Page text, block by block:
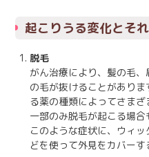
起こりうる変化とそ
脱毛
がん治療により、髪の毛
の毛が抜けることがあり
る薬の種類によってさまざ
一部のみ脱毛が起こる場合
このような症状に、ウィ
どを使って外見をカバーす